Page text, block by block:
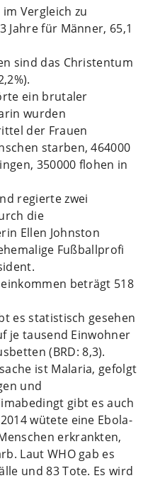
Vergleich zu
Jahre für Männer, 65,1
sind das Christentum
ein brutaler
wurden
der Frauen
starben, 464000
350000 flohen in
regierte zwei
die
Ellen Johnston
Fußballprofi
beträgt 518
es statistisch gesehen
je tausend Einwohner
(BRD: 8,3).
ist Malaria, gefolgt
und
gibt es auch
wütete eine Ebola-
erkrankten,
Laut WHO gab es
und 83 Tote. Es wird